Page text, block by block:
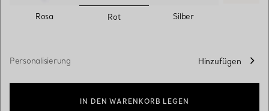
Rosa ausgewählt
Rot Silber
Personalisierung Hinzufügen
IN DEN WARENKORB LEGEN